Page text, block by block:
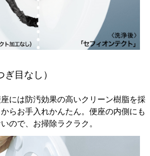
目なし）
には防汚効果の高いクリーン樹脂を採
らお手入れかんたん。便座の内側にも
ので、お掃除ラクラク。